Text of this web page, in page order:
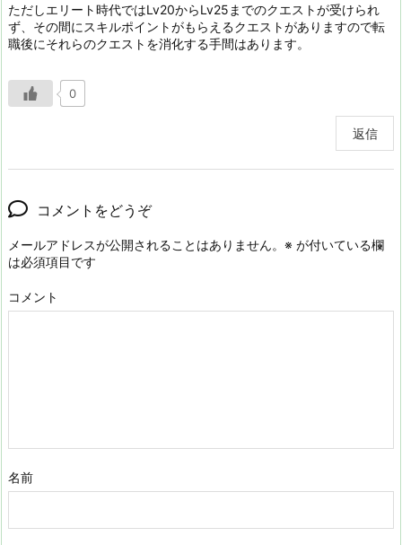
ただしエリート時代ではLv20からLv25までのクエストが受けられ
ず、その間にスキルポイントがもらえるクエストがありますので転
職後にそれらのクエストを消化する手間はあります。
0
返信
コメントをどうぞ
メールアドレスが公開されることはありません。 ※ が付いている欄
は必須項目です
コメント
名前